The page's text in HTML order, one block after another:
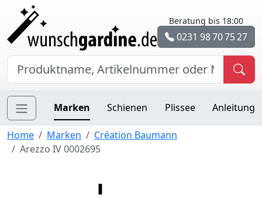
Beratung bis 18:00
0231 98 70 75 27
Marken Schienen Plissee Anleitung
Home Marken
Création Baumann
Arezzo IV 0002695